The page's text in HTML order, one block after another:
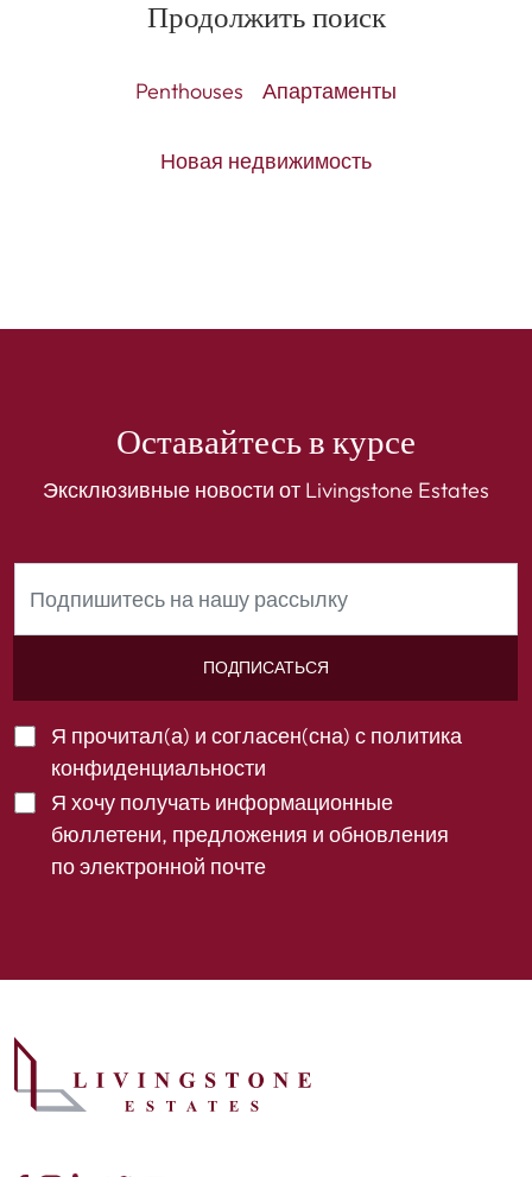
Продолжить поиск
Penthouses Апартаменты
Новая недвижимость
Оставайтесь в курсе
Эксклюзивные новости от Livingstone Estates
ПОДПИСАТЬСЯ
Я прочитал(а) и согласен(сна) с политика
конфиденциальности
Я хочу получать информационные
бюллетени, предложения и обновления
по электронной почте